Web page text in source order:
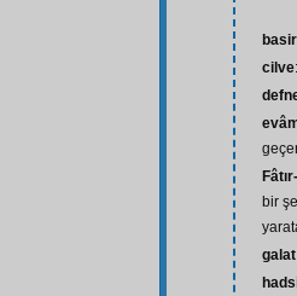
cilve
bir
galat